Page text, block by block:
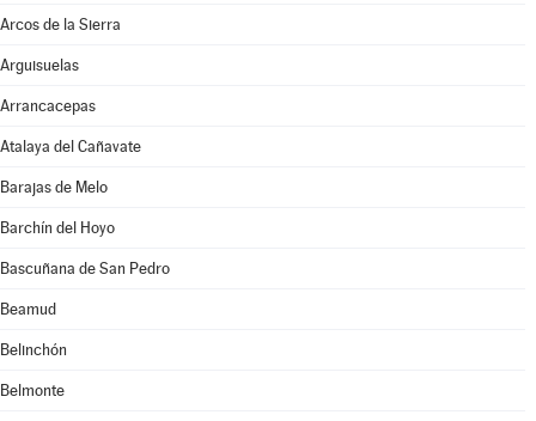
Arcos de la Sierra
Arguisuelas
Arrancacepas
Atalaya del Cañavate
Barajas de Melo
Barchín del Hoyo
Bascuñana de San Pedro
Beamud
Belinchón
Belmonte